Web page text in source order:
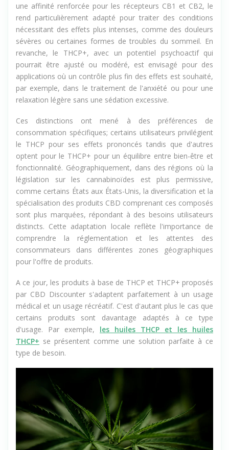
une affinité renforcée pour les récepteurs CB1 et CB2, le
rend particulièrement adapté pour traiter des conditions
nécessitant des effets plus intenses, comme des douleurs
sévères ou certaines formes de troubles du sommeil. En
revanche, le THCP+, avec un potentiel psychoactif qui
pourrait être ajusté ou modéré, est envisagé pour des
applications où un contrôle plus fin des effets est souhaité,
par exemple, dans le traitement de l'anxiété ou pour une
relaxation légère sans une sédation excessive.
Ces distinctions ont mené à des préférences de
consommation spécifiques; certains utilisateurs privilégient
le THCP pour ses effets prononcés tandis que d'autres
optent pour le THCP+ pour un équilibre entre bien-être et
fonctionnalité. Géographiquement, dans des régions où la
législation sur les cannabinoïdes est plus permissive,
comme certains États aux États-Unis, la diversification et la
spécialisation des produits CBD comprenant ces composés
sont plus marquées, répondant à des besoins utilisateurs
distincts. Cette adaptation locale reflète l'importance de
comprendre la réglementation et les attentes des
consommateurs dans différentes zones géographiques
pour l'offre de produits.
A ce jour, les produits à base de THCP et THCP+ proposés
par CBD Discounter s'adaptent parfaitement à un usage
médical et un usage récréatif. C'est d'autant plus le cas que
certains produits sont davantage adaptés à ce type
d'usage. Par exemple, les huiles THCP et les huiles
THCP+ se présentent comme une solution parfaite à ce
type de besoin.